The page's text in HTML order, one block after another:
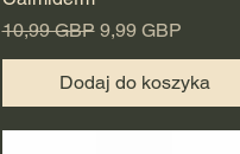
Regularna cena
10,99 GBP Cena rabatowa
9,99 GBP
Dodaj do koszyka